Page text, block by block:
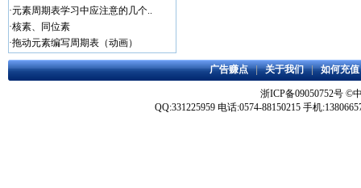
·元素周期表学习中应注意的几个..
·核素、同位素
·拖动元素编写周期表（动画）
广告赚点|关于我们|如何充值
浙ICP备09050752号 ©
QQ:331225959 电话:0574-88150215 手机